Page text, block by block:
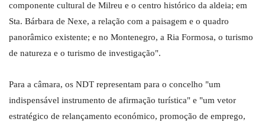
componente cultural de Milreu e o centro histórico da aldeia; em
Sta. Bárbara de Nexe, a relação com a paisagem e o quadro
panorâmico existente; e no Montenegro, a Ria Formosa, o turismo
de natureza e o turismo de investigação".
Para a câmara, os NDT representam para o concelho "um
indispensável instrumento de afirmação turística" e "um vetor
estratégico de relançamento económico, promoção de emprego,